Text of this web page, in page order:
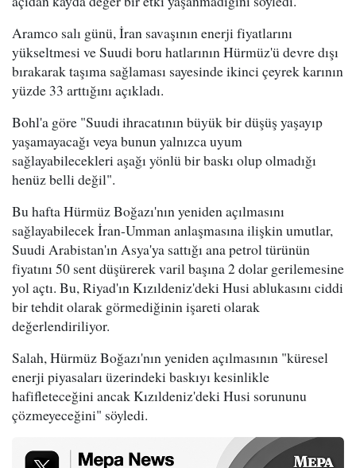
Aramco salı günü, İran savaşının enerji fiyatlarını
yükseltmesi ve Suudi boru hatlarının Hürmüz'ü devre dışı
bırakarak taşıma sağlaması sayesinde ikinci çeyrek karının
yüzde 33 arttığını açıkladı.
Bohl'a göre "Suudi ihracatının büyük bir düşüş yaşayıp
yaşamayacağı veya bunun yalnızca uyum
sağlayabilecekleri aşağı yönlü bir baskı olup olmadığı
henüz belli değil".
Bu hafta Hürmüz Boğazı'nın yeniden açılmasını
sağlayabilecek İran-Umman anlaşmasına ilişkin umutlar,
Suudi Arabistan'ın Asya'ya sattığı ana petrol türünün
fiyatını 50 sent düşürerek varil başına 2 dolar gerilemesine
yol açtı. Bu, Riyad'ın Kızıldeniz'deki Husi ablukasını ciddi
bir tehdit olarak görmediğinin işareti olarak
değerlendiriliyor.
Salah, Hürmüz Boğazı'nın yeniden açılmasının "küresel
enerji piyasaları üzerindeki baskıyı kesinlikle
hafifleteceğini ancak Kızıldeniz'deki Husi sorununu
çözmeyeceğini" söyledi.